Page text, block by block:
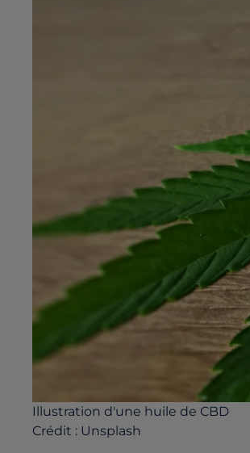
Illustration d'une huile de CBD
Crédit : Unsplash